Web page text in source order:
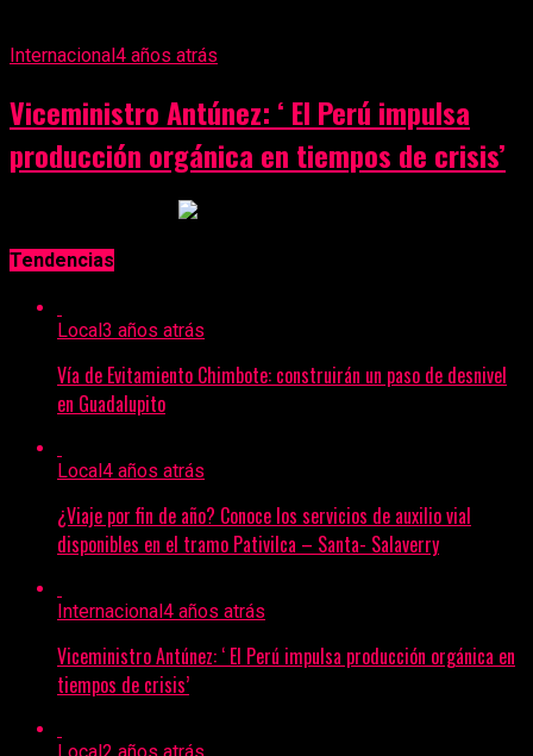
Internacional4 años atrás
Viceministro Antúnez: ‘ El Perú impulsa
producción orgánica en tiempos de crisis’
Tendencias
Local 3 años atrás
Vía de Evitamiento Chimbote: construirán un paso de desnivel
en Guadalupito
Local 4 años atrás
¿Viaje por fin de año? Conoce los servicios de auxilio vial
disponibles en el tramo Pativilca – Santa- Salaverry
Internacional 4 años atrás
Viceministro Antúnez: ‘ El Perú impulsa producción orgánica en
tiempos de crisis’